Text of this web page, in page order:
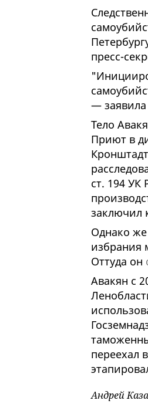
пресс-
— заявила
Тело
Приют в
ст. 194 УК
заключил
Однако же
избрания
Оттуда он
Авакян с
переехал
Андрей